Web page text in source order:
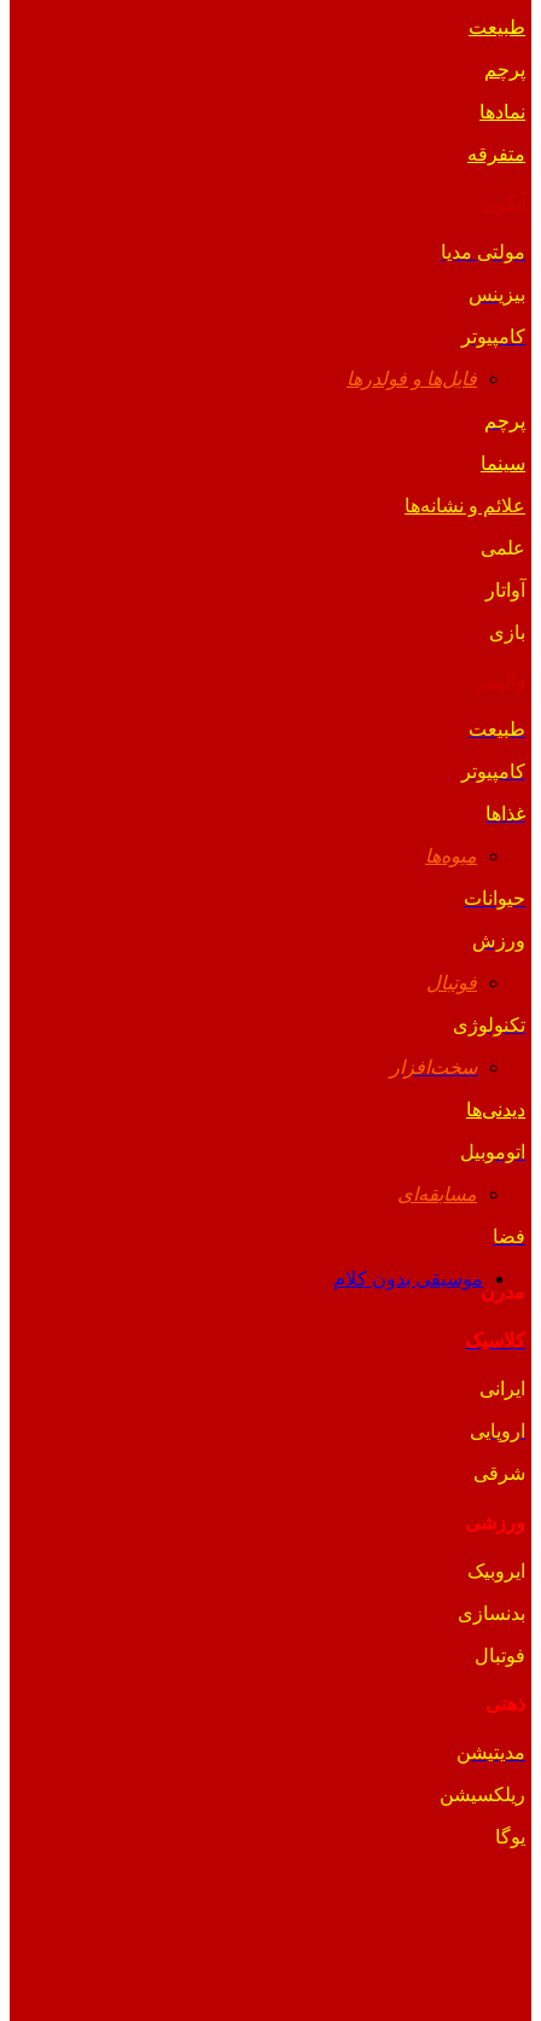
طبیعت
پرچم
نمادها
متفرقه
مولتی مدیا
بیزینس
کامپیوتر
فایل‌ها و فولدرها
پرچم
سینما
علائم و نشانه‌ها
علمی
آواتار
بازی
طبیعت
کامپیوتر
غذاها
میوه‌ها
حیوانات
ورزش
فوتبال
تکنولوژی
سخت‌افزار
دیدنی‌ها
اتوموبیل
مسابقه‌ای
فضا
موسیقی بدون کلام
مدرن
کلاسیک
ایرانی
اروپایی
شرقی
ورزشی
ایروبیک
بدنسازی
فوتبال
ذهنی
مدیتیشن
ریلکسیشن
یوگا